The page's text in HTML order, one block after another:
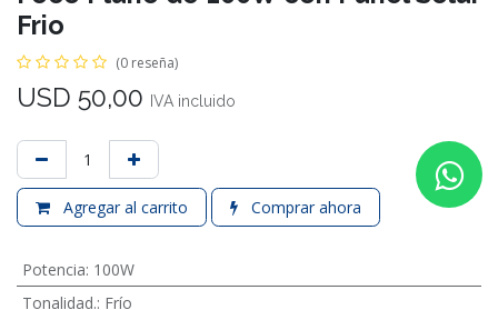
Frio
(0 reseña)
USD 50,00 IVA incluido
Agregar al carrito Comprar ahora
Potencia: 100W
Tonalidad.: Frío